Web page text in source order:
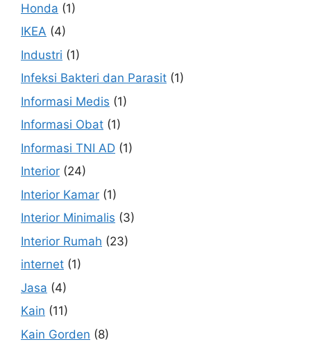
Honda (1)
IKEA (4)
Industri (1)
Infeksi Bakteri dan Parasit (1)
Informasi Medis (1)
Informasi Obat (1)
Informasi TNI AD (1)
Interior (24)
Interior Kamar (1)
Interior Minimalis (3)
Interior Rumah (23)
internet (1)
Jasa (4)
Kain (11)
Kain Gorden (8)